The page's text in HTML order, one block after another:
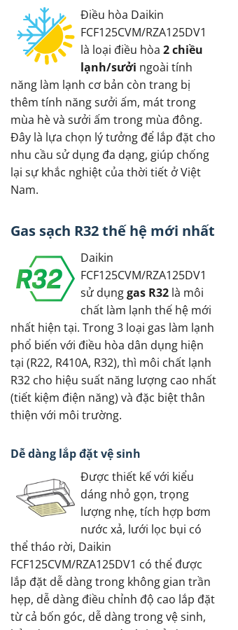
Điều hòa Daikin
FCF125CVM/RZA125DV1
là loại điều hòa 2 chiều
lạnh/sưởi ngoài tính
năng làm lạnh cơ bản còn trang bị
thêm tính năng sưởi ấm, mát trong
mùa hè và sưởi ấm trong mùa đông.
Đây là lựa chọn lý tưởng để lắp đặt cho
nhu cầu sử dụng đa dạng, giúp chống
lại sự khắc nghiệt của thời tiết ở Việt
Nam.
Gas sạch R32 thế hệ mới nhất
Daikin
FCF125CVM/RZA125DV1
sử dụnggas R32 là môi
chất làm lạnh thế hệ mới
nhất hiện tại. Trong 3 loại gas làm lạnh
phổ biến với điều hòa dân dụng hiện
tại (R22, R410A, R32), thì môi chất lạnh
R32 cho hiệu suất năng lượng cao nhất
(tiết kiệm điện năng) và đặc biệt thân
thiện với môi trường.
Dễ dàng lắp đặt vệ sinh
Được thiết kế với kiểu
dáng nhỏ gọn, trọng
lượng nhẹ, tích hợp bơm
nước xả, lưới lọc bụi có
thể tháo rời, Daikin
FCF125CVM/RZA125DV1 có thể được
lắp đặt dễ dàng trong không gian trần
hẹp, dễ dàng điều chỉnh độ cao lắp đặt
từ cả bốn góc, dễ dàng trong vệ sinh,